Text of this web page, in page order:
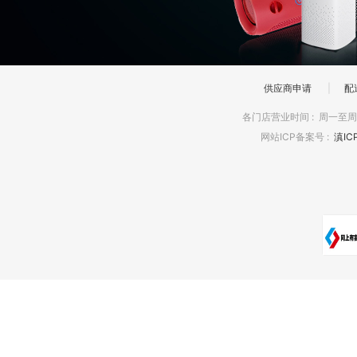
供应商申请 配
各门店营业时间 : 周一至
网站ICP备案号 : 滇